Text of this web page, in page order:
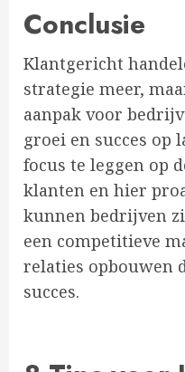
Conclusie
Klantgericht
strategie meer,
aanpak voor
groei en succes op
focus te leggen op
klanten en hier
kunnen bedrijven
een competitieve
relaties opbouwen
succes.